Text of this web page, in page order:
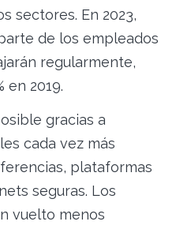
sectores. En 2023,
de los empleados
regularmente,
en 2019.
gracias a
cada vez más
plataformas
seguras. Los
vuelto menos